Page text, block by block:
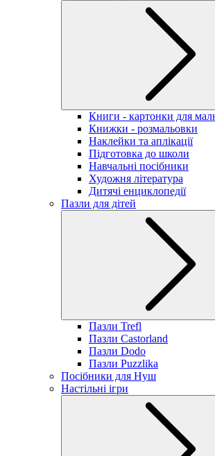
Книги - картонки для
Книжки - розмальовки
Наклейки та аплікації
Підготовка до школи
Навчальні посібники
Художня література
Дитячі енциклопедії
Пазли для дітей
Пазли Trefl
Пазли Castorland
Пазли Dodo
Пазли Puzzlika
Посібники для Нуш
Настільні ігри